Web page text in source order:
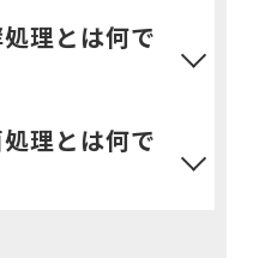
理とは何で
理とは何で